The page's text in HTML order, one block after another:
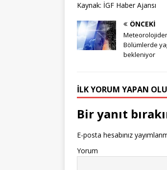
Kaynak: İGF Haber Ajansı
ÖNCEKI
Bölümlerde
bekleniyor
İLK YORUM YAPAN
Bir yanıt
E-posta hesabınız
Yorum